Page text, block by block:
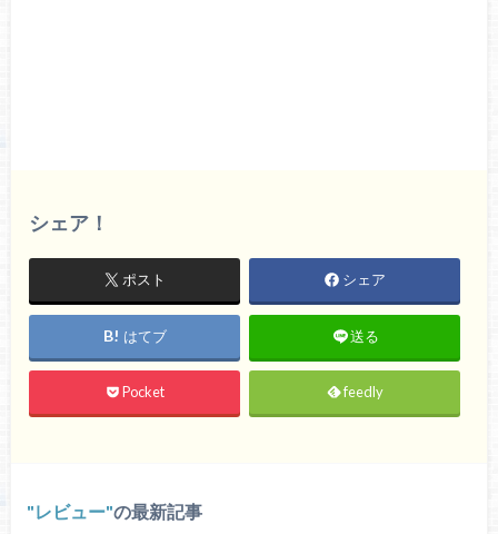
シェア！
ポスト シェア
はてブ 送る
Pocket feedly
レビュー の最新記事